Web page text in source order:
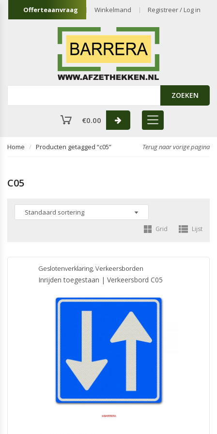
Offerteaanvraag Winkelmand Registreer / Log in
ZOEKEN
€0.00
Home Producten getagged “c05” Terug naar vorige pagina
C05
Grid Lijst
Geslotenverklaring, Verkeersborden
Inrijden toegestaan | Verkeersbord C05